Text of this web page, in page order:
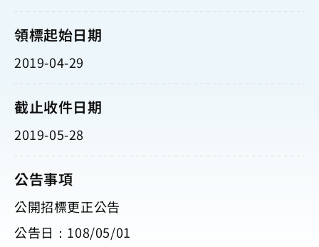
領標起始日期
2019-04-29
截止收件日期
2019-05-28
公告事項
公開招標更正公告
公告日：108/05/01